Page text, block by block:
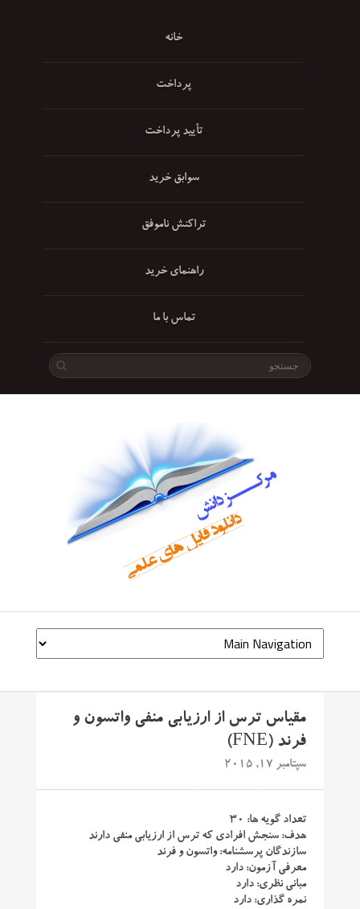
خانه
پرداخت
تأیید پرداخت
سوابق خرید
تراکنش ناموفق
راهنمای خرید
تماس با ما
مقیاس ترس از ارزیابی منفی واتسون و
فرند (FNE)
سپتامبر 17, 2015
تعداد گویه ها: ۳۰
هدف: سنجش افرادی که ترس از ارزیابی منفی دارند
سازندگان پرسشنامه: واتسون و فرند
معرفی آزمون: دارد
مبانی نظری: دارد
نمره گذاری: دارد